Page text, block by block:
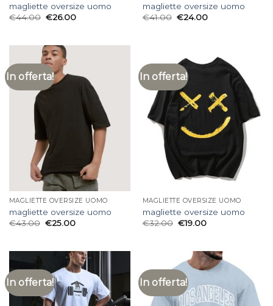
magliette oversize uomo
€44.00 €26.00
magliette oversize uomo
€41.00 €24.00
In offerta!
MAGLIETTE OVERSIZE UOMO
magliette oversize uomo
€43.00 €25.00
In offerta!
MAGLIETTE OVERSIZE UOMO
magliette oversize uomo
€32.00 €19.00
In offerta! In offerta!